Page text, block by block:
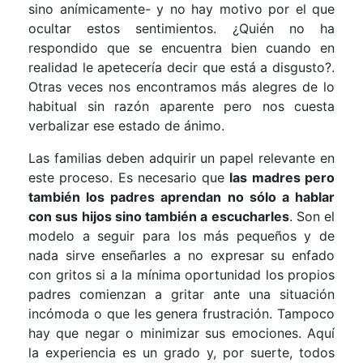
sino anímicamente- y no hay motivo por el que
ocultar estos sentimientos. ¿Quién no ha
respondido que se encuentra bien cuando en
realidad le apetecería decir que está a disgusto?.
Otras veces nos encontramos más alegres de lo
habitual sin razón aparente pero nos cuesta
verbalizar ese estado de ánimo.
Las familias deben adquirir un papel relevante en
este proceso. Es necesario que las madres pero
también los padres aprendan no sólo a hablar
con sus hijos sino también a escucharles. Son el
modelo a seguir para los más pequeños y de
nada sirve enseñarles a no expresar su enfado
con gritos si a la mínima oportunidad los propios
padres comienzan a gritar ante una situación
incómoda o que les genera frustración. Tampoco
hay que negar o minimizar sus emociones. Aquí
la experiencia es un grado y, por suerte, todos